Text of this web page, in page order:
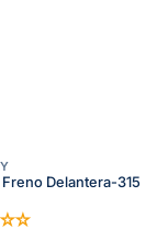
Delantera-315
☆